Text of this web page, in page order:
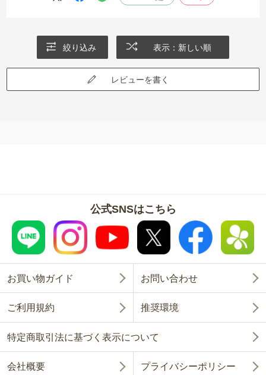
絞り込み 表示：新しい順
レビューを書く
公式SNSはこちら
お買い物ガイド お問い合わせ
ご利用規約 推奨環境
特定商取引法に基づく表示について
会社概要 プライバシーポリシー